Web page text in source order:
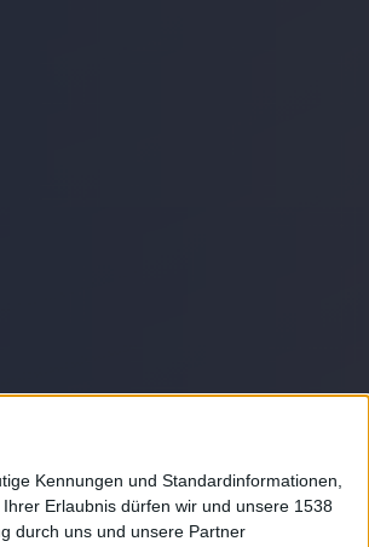
Kennungen und Standardinformationen,
Ihrer Erlaubnis dürfen wir und unsere 1538
durch uns und unsere Partner